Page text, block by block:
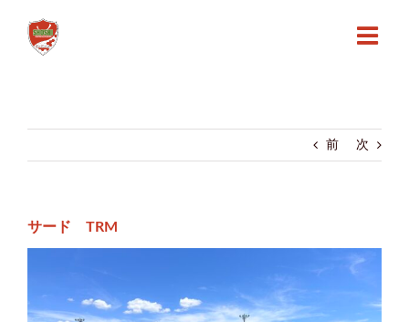
content
前 次
サード TRM